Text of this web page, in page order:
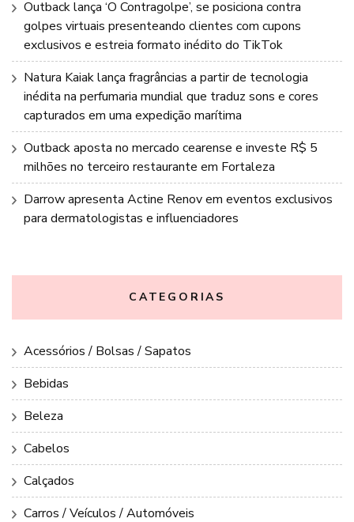
Outback lança ‘O Contragolpe’, se posiciona contra
golpes virtuais presenteando clientes com cupons
exclusivos e estreia formato inédito do TikTok
Natura Kaiak lança fragrâncias a partir de tecnologia
inédita na perfumaria mundial que traduz sons e cores
capturados em uma expedição marítima
Outback aposta no mercado cearense e investe R$ 5
milhões no terceiro restaurante em Fortaleza
Darrow apresenta Actine Renov em eventos exclusivos
para dermatologistas e influenciadores
CATEGORIAS
Acessórios / Bolsas / Sapatos
Bebidas
Beleza
Cabelos
Calçados
Carros / Veículos / Automóveis